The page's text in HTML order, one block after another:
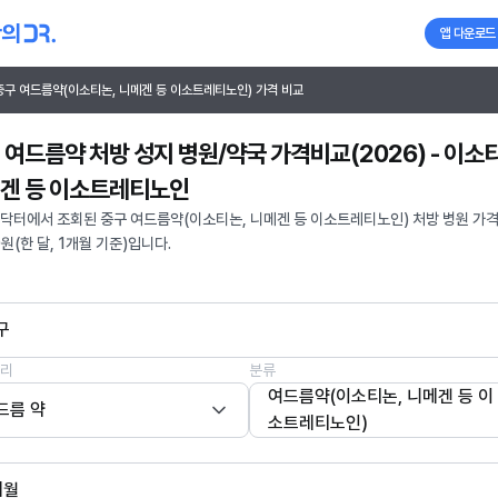
앱 다운로드
구 여드름약(이소티논, 니메겐 등 이소트레티노인) 가격 비교
여드름약 처방 성지 병원/약국 가격비교(2026) - 이소
등 이소트레티노인
터에서 조회된 중구 여드름약(이소티논, 니메겐 등 이소트레티노인) 처방 병원 가
(한 달, 1개월 기준)입니다.
름 약
분류
여드름약(이소티논, 니메겐 등 이
소트레티노인)